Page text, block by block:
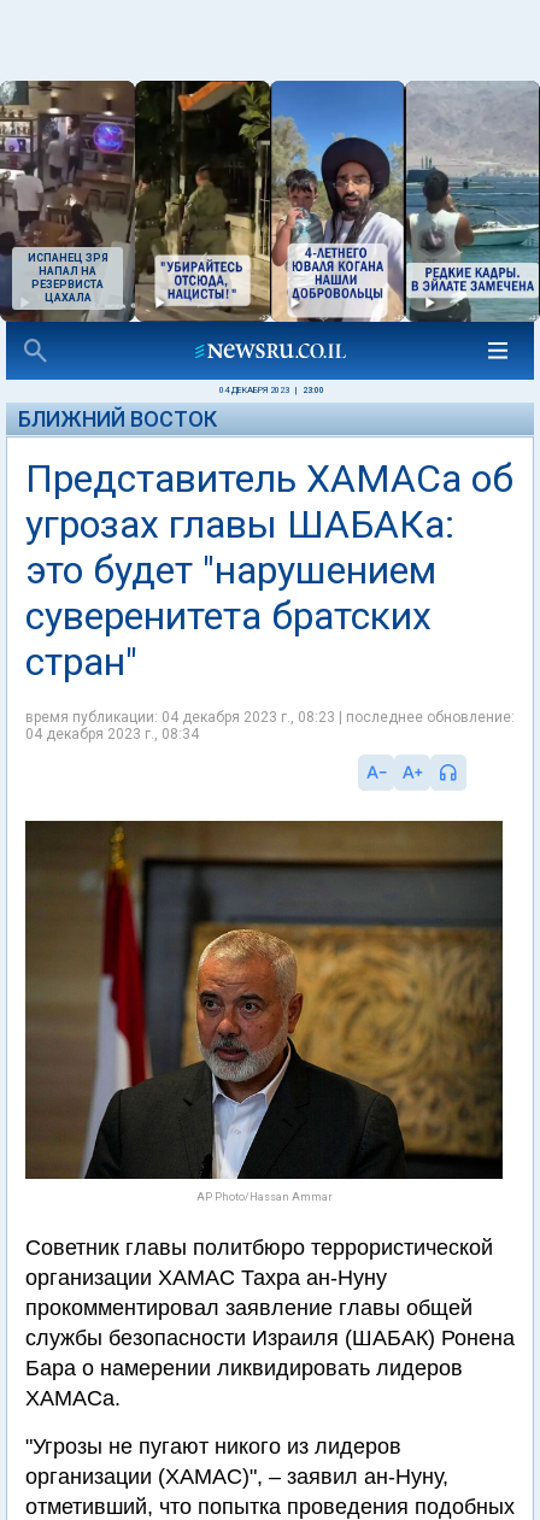
ИСПАНЕЦ ЗРЯ
НАПАЛ НА
РЕЗЕРВИСТА
ЦАХАЛА
04 ДЕКАБРЯ 2023 23:00
БЛИЖНИЙ ВОСТОК
Представитель ХАМАСа об
угрозах главы ШАБАКа:
это будет "нарушением
суверенитета братских
стран"
время публикации: 04 декабря 2023 г., 08:23 | последнее обновление:
04 декабря 2023 г., 08:34
AP Photo/Hassan Ammar
Советник главы политбюро террористической
организации ХАМАС Тахра ан-Нуну
прокомментировал заявление главы общей
службы безопасности Израиля (ШАБАК) Ронена
Бара о намерении ликвидировать лидеров
ХАМАСа.
"Угрозы не пугают никого из лидеров
организации (ХАМАС)", – заявил ан-Нуну,
отметивший, что попытка проведения подобных